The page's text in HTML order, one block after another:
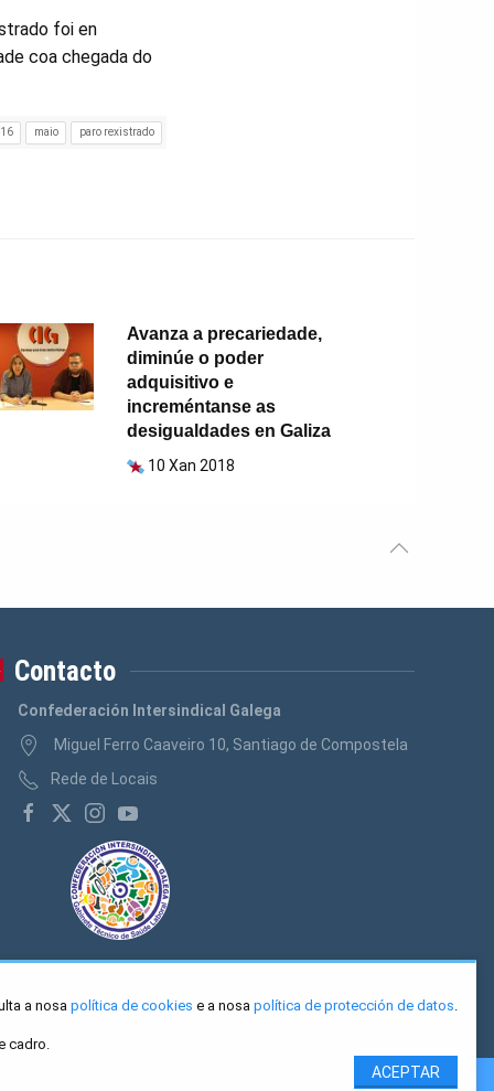
foi en
coa chegada do
maio paro rexistrado
Avanza a precariedade,
diminúe o poder
adquisitivo e
increméntanse as
desigualdades en Galiza
10 Xan 2018
Contacto
Confederación Intersindical Galega
Miguel Ferro Caaveiro 10, Santiago de Compostela
Rede de Locais
a nosa política de cookies e a nosa política de protección de datos.
cadro.
ACEPTAR